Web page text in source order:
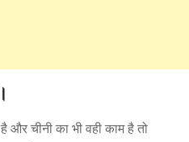
और चीनी का भी वही काम है तो